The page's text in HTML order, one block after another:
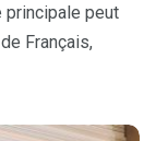
principale peut
Français,